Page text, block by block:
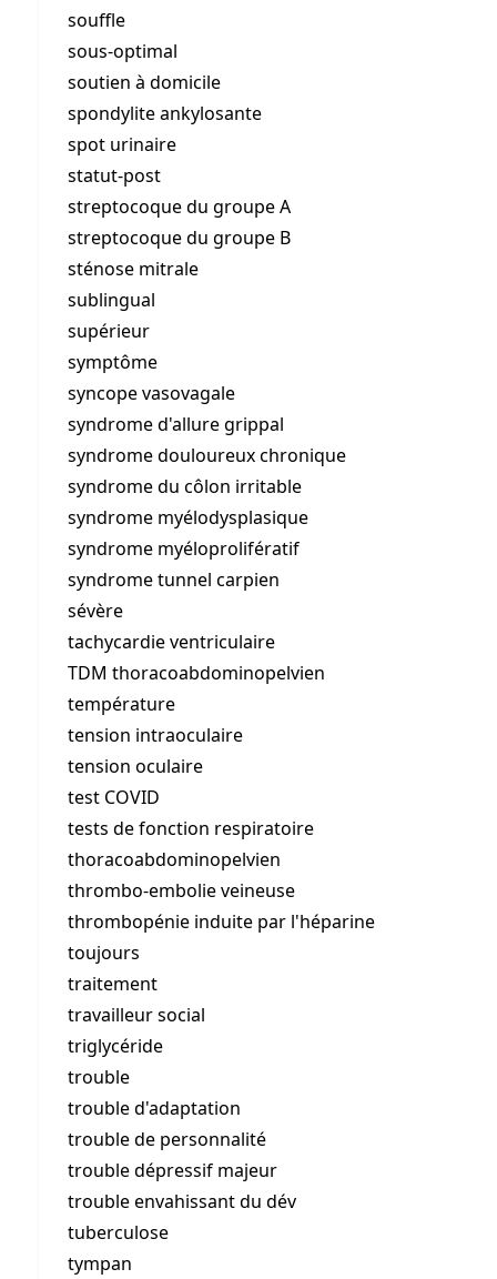
souffle
sous-optimal
soutien à domicile
spondylite ankylosante
spot urinaire
statut-post
streptocoque du groupe A
streptocoque du groupe B
sténose mitrale
sublingual
supérieur
symptôme
syncope vasovagale
syndrome d'allure grippal
syndrome douloureux chronique
syndrome du côlon irritable
syndrome myélodysplasique
syndrome myéloprolifératif
syndrome tunnel carpien
sévère
tachycardie ventriculaire
TDM thoracoabdominopelvien
température
tension intraoculaire
tension oculaire
test COVID
tests de fonction respiratoire
thoracoabdominopelvien
thrombo-embolie veineuse
thrombopénie induite par l'héparine
toujours
traitement
travailleur social
triglycéride
trouble
trouble d'adaptation
trouble de personnalité
trouble dépressif majeur
trouble envahissant du dév
tuberculose
tympan